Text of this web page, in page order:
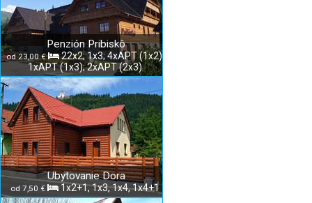
Penzión Pribiskô
od 23,00 €
22x2; 1x3; 4xAPT (1x2);
1xAPT (1x3); 2xAPT (2x3)
Ubytovanie Dora
od 7,50 € 1x2+1, 1x3, 1x4, 1x4+1